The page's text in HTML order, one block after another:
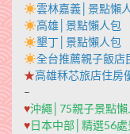
雲林嘉義│景點懶
高雄│景點懶人包
墾丁│景點懶人包
全台推薦親子飯店
★高雄秝芯旅店住房
–
♥沖繩│75親子景點懶
♥日本中部│精選56